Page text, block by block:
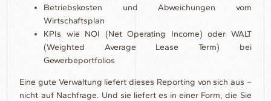
Betriebskosten und Abweichungen vom
Wirtschaftsplan
KPIs wie NOI (Net Operating Income) oder WALT
(Weighted Average Lease Term) bei
Gewerbeportfolios
Eine gute Verwaltung liefert dieses Reporting von sich aus –
nicht auf Nachfrage. Und sie liefert es in einer Form, die Sie